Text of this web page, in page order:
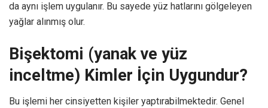
da aynı işlem uygulanır. Bu sayede yüz hatlarını gölgeleyen
yağlar alınmış olur.
Bişektomi (yanak ve yüz
inceltme) Kimler İçin Uygundur?
Bu işlemi her cinsiyetten kişiler yaptırabilmektedir. Genel